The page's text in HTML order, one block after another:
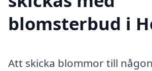
blomsterbud i
Att skicka blommor till